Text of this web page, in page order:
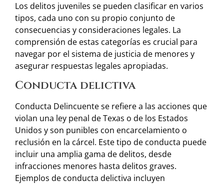
Los delitos juveniles se pueden clasificar en varios
tipos, cada uno con su propio conjunto de
consecuencias y consideraciones legales. La
comprensión de estas categorías es crucial para
navegar por el sistema de justicia de menores y
asegurar respuestas legales apropiadas.
Conducta delictiva
Conducta Delincuente se refiere a las acciones que
violan una ley penal de Texas o de los Estados
Unidos y son punibles con encarcelamiento o
reclusión en la cárcel. Este tipo de conducta puede
incluir una amplia gama de delitos, desde
infracciones menores hasta delitos graves.
Ejemplos de conducta delictiva incluyen